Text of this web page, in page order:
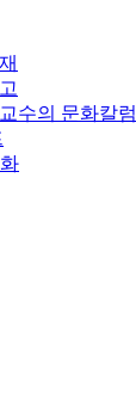
수의 문화칼럼